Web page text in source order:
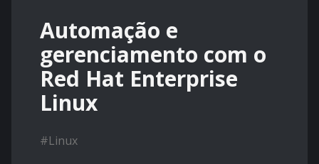
Automação e
gerenciamento com o
Red Hat Enterprise
Linux
#Linux